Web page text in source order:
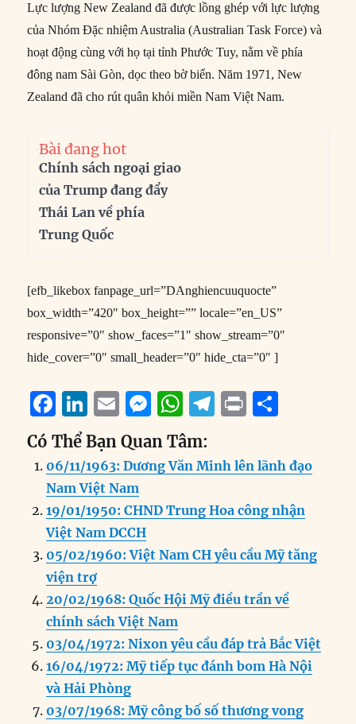
Lực lượng New Zealand đã được lồng ghép với lực lượng
của Nhóm Đặc nhiệm Australia (Australian Task Force) và
hoạt động cùng với họ tại tỉnh Phước Tuy, nằm về phía
đông nam Sài Gòn, dọc theo bờ biển. Năm 1971, New
Zealand đã cho rút quân khỏi miền Nam Việt Nam.
Bài đang hot
Chính sách ngoại giao
của Trump đang đẩy
Thái Lan về phía
Trung Quốc
[efb_likebox fanpage_url=”DAnghiencuuquocte”
box_width=”420″ box_height=”” locale=”en_US”
responsive=”0″ show_faces=”1″ show_stream=”0″
hide_cover=”0″ small_header=”0″ hide_cta=”0″ ]
F
a
c
e
b
o
o
k
Li
n
k
e
d
I
n
E
m
ai
l
M
e
ss
e
n
er
W
h
at
s
A
p
T
e
g
r
m
P
n
t
a
re
Có Thể Bạn Quan Tâm:
06/11/1963: Dương Văn Minh lên lãnh đạo
Nam Việt Nam
19/01/1950: CHND Trung Hoa công nhận
Việt Nam DCCH
05/02/1960: Việt Nam CH yêu cầu Mỹ tăng
viện trợ
20/02/1968: Quốc Hội Mỹ điều trần về
chính sách Việt Nam
03/04/1972: Nixon yêu cầu đáp trả Bắc Việt
16/04/1972: Mỹ tiếp tục đánh bom Hà Nội
và Hải Phòng
03/07/1968: Mỹ công bố số thương vong